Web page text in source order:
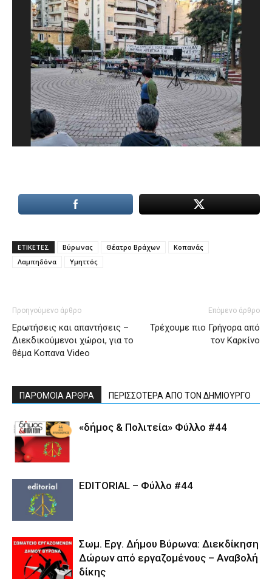
ΕΤΙΚΕΤΕΣ Βύρωνας Θέατρο Βράχων
Κοπανάς
Λαμπηδόνα
Υμηττός
Προηγούμενο άρθρο
Ερωτήσεις και απαντήσεις –
Διεκδικούμενοι χώροι, για το
θέμα Κοπανα Video
Επόμενο άρθρο
Τρέχουμε πιο Γρήγορα από
τον Καρκίνο
ΠΑΡΟΜΟΙΑ ΑΡΘΡΑ ΠΕΡΙΣΣΟΤΕΡΑ ΑΠΟ ΤΟΝ ΔΗΜΙΟΥΡΓΟ
«δήμος & Πολιτεία» Φύλλο #44
EDITORIAL – Φύλλο #44
Σωμ. Εργ. Δήμου Βύρωνα: Διεκδίκηση
Δώρων από εργαζομένους – Αναβολή
δίκης